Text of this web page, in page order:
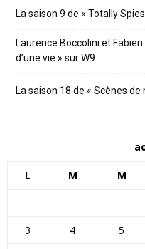
La saison 9 de « Totally
Laurence Boccolini et
d’une vie » sur W9
La saison 18 de « Scènes de
L M M
3
4 5